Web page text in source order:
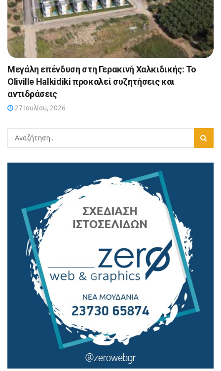
Μεγάλη επένδυση στη Γερακινή Χαλκιδικής: Το
Oliville Halkidiki προκαλεί συζητήσεις και
αντιδράσεις
27 Ιουλίου, 2026